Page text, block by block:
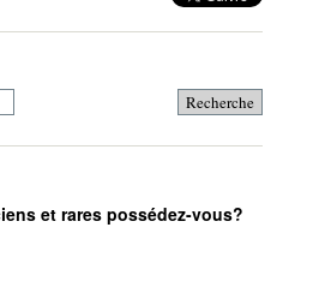
et rares possédez-vous?